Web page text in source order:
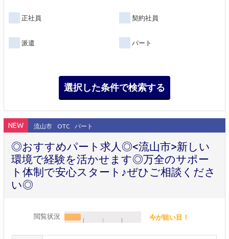
正社員 契約社員
派遣 パート
NEW 流山市 OTC パート
◎おすすめパート求人◎<流山市>新しい
環境で経験を活かせます◎万全のサポー
ト体制で安心スタート♪ぜひご相談くださ
い◎
閲覧状況 今が狙い目！